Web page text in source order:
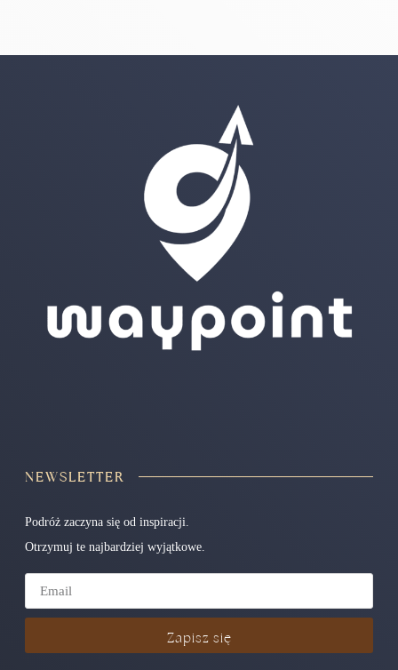
NEWSLETTER
Podróż zaczyna się od inspiracji.
Otrzymuj te najbardziej wyjątkowe.
Zapisz się